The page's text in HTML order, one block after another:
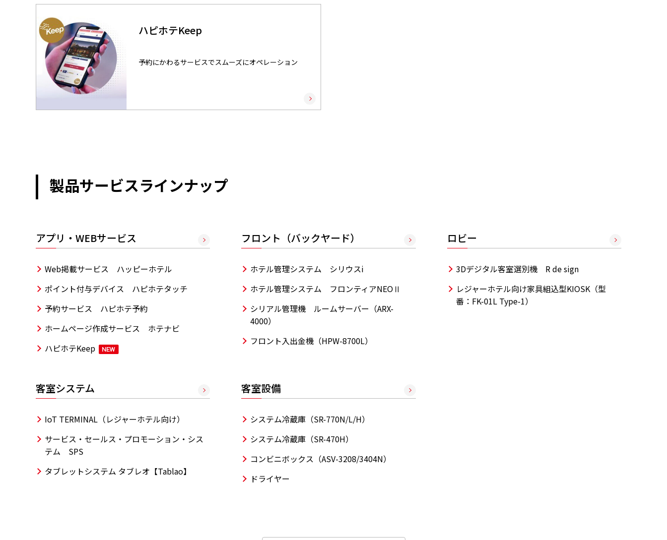
ハピホテKeep
予約にかわるサービスでスムーズにオペレーション
製品サービスラインナップ
アプリ・WEBサービス
Web掲載サービス ハッピーホテル
ポイント付与デバイス ハピホテタッチ
予約サービス ハピホテ予約
ホームページ作成サービス ホテナビ
ハピホテKeep
フロント（バックヤード）
ホテル管理システム シリウスi
ホテル管理システム フロンティアNEOⅡ
シリアル管理機 ルームサーバー（ARX-
4000）
フロント入出金機（HPW-8700L）
ロビー
3Dデジタル客室選別機 R de sign
レジャーホテル向け家具組込型KIOSK（型
番：FK-01L Type-1）
客室システム
IoT TERMINAL（レジャーホテル向け）
サービス・セールス・プロモーション・シス
テム SPS
タブレットシステム タブレオ【Tablao】
客室設備
システム冷蔵庫（SR-770N/L/H）
システム冷蔵庫（SR-470H）
コンビニボックス（ASV-3208/3404N）
ドライヤー